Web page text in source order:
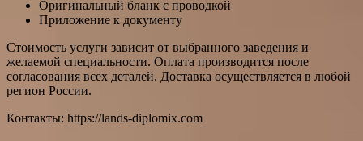
Оригинальный бланк с проводкой
Приложение к документу
Стоимость услуги зависит от выбранного заведения и
желаемой специальности. Оплата производится после
согласования всех деталей. Доставка осуществляется в любой
регион России.
Контакты: https://lands-diplomix.com